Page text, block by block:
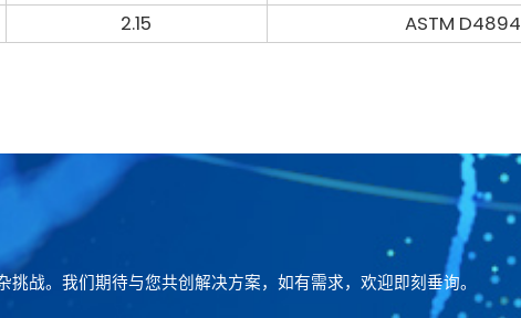
2.15 ASTM D4894
战。我们期待与您共创解决方案，如有需求，欢迎即刻垂询。